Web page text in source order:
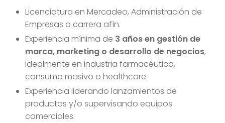
Licenciatura en Mercadeo, Administración de
Empresas o carrera afín.
Experiencia mínima de 3 años en gestión de
marca, marketing o desarrollo de negocios,
idealmente en industria farmacéutica,
consumo masivo o healthcare.
Experiencia liderando lanzamientos de
productos y/o supervisando equipos
comerciales.